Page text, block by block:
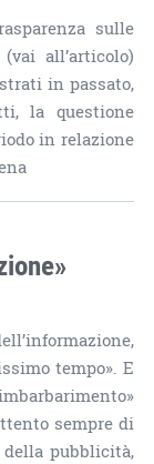
sulle
all’articolo)
in passato,
la questione
in relazione
tempo». E
sempre di
pubblicità,